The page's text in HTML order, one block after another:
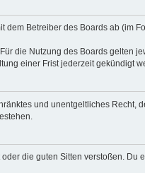
dem Betreiber des Boards ab (im
die Nutzung des Boards gelten
einer Frist jederzeit gekündigt
und unentgeltliches Recht,
die guten Sitten verstoßen.